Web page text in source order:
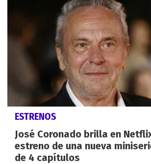
ESTRENOS
José Coronado brilla en
estreno de una nueva
de 4 capítulos